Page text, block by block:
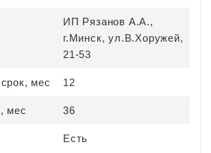
ИП Рязанов А.А.,
г.Минск, ул.В.Хоружей,
21-53
мес 12
мес 36
Есть